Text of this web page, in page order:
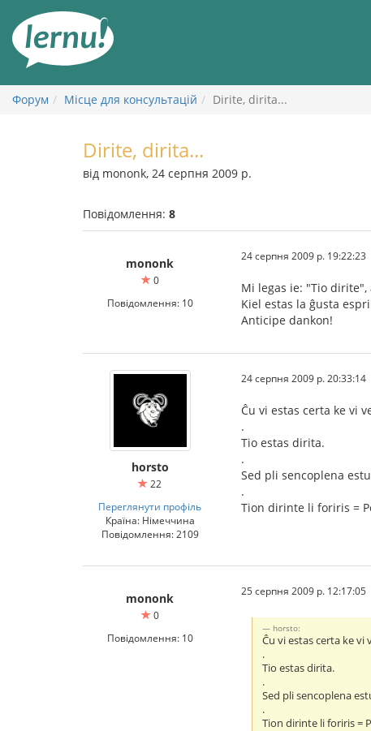
змісту
Форум Місце для консультацій Dirite, dirita...
Dirite, dirita...
від mononk, 24 серпня 2009 р.
Повідомлення: 8
mononk
0
Повідомлення: 10
24 серпня 2009 р. 19:22:23
Mi legas ie: "Tio
Kiel estas la ĝusta
Anticipe dankon!
horsto
22
Переглянути профіль
Країна: Німеччина
Повідомлення: 2109
24 серпня 2009 р. 20:33:14
Ĉu vi estas certa ke vi
.
Tio estas dirita.
.
Sed pli sencoplena
.
Tion dirinte li foriris =
mononk
0
Повідомлення: 10
25 серпня 2009 р. 12:17:05
horsto:
Ĉu vi estas certa ke vi
.
Tio estas dirita.
.
Sed pli sencoplena
.
Tion dirinte li foriris =